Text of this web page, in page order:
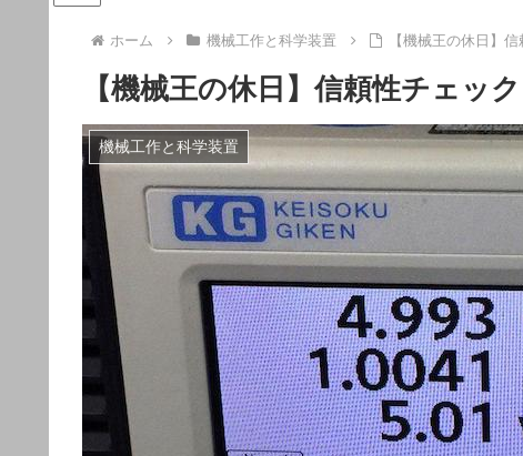
ホーム 機械工作と科学装置 【機械王の休日】
【機械王の休日】信頼性チェッ
機械工作と科学装置